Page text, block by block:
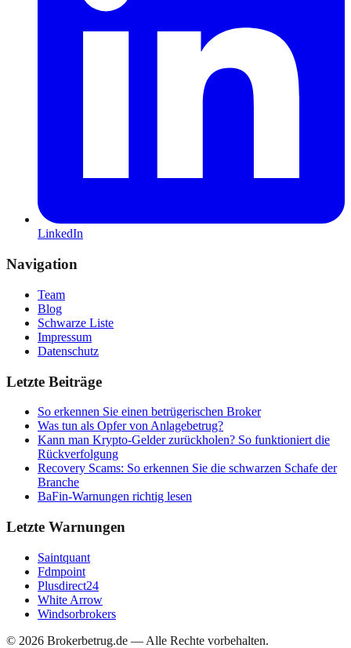
LinkedIn
Navigation
Team
Blog
Schwarze Liste
Impressum
Datenschutz
Letzte Beiträge
So erkennen Sie einen betrügerischen Broker
Was tun als Opfer von Anlagebetrug?
Kann man Krypto-Gelder zurückholen? So funktioniert die
Rückverfolgung
Recovery Scams: So erkennen Sie die schwarzen Schafe der
Branche
BaFin-Warnungen richtig lesen
Letzte Warnungen
Saintquant
Fdmpoint
Plusdirect24
White Arrow
Windsorbrokers
© 2026 Brokerbetrug.de — Alle Rechte vorbehalten.